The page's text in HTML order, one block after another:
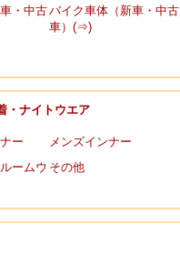
・中古バイク車体（新車・中古
車）(⇒)
・ナイトウエア
ー
メンズインナー
ームウ その他